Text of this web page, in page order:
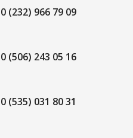
0 (232) 966 79 09
0 (506) 243 05 16
0 (535) 031 80 31